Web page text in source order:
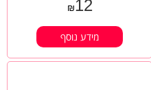
₪12
מידע נוסף